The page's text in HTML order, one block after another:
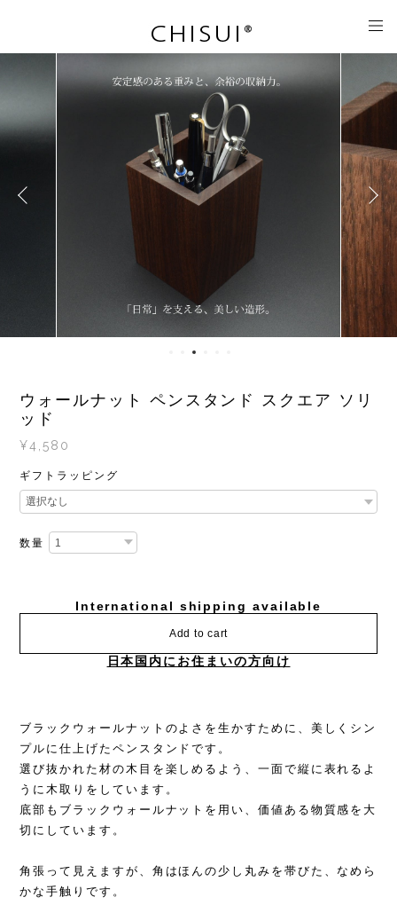
ウォールナット ペンスタンド スクエア ソリ
ッド
¥4,580
ギフトラッピング
数量
International shipping available
Add to cart
日本国内にお住まいの方向け
ブラックウォールナットのよさを生かすために、美しくシン
プルに仕上げたペンスタンドです。
選び抜かれた材の木目を楽しめるよう、一面で縦に表れるよ
うに木取りをしています。
底部もブラックウォールナットを用い、価値ある物質感を大
切にしています。
角張って見えますが、角はほんの少し丸みを帯びた、なめら
かな手触りです。